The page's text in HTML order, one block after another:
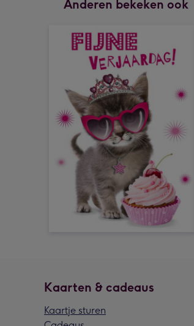
Anderen bekeken ook
Kaarten & cadeaus
Kaartje sturen